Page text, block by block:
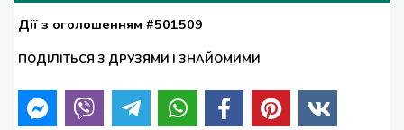
Дії з оголошенням #501509
ПОДІЛІТЬСЯ З ДРУЗЯМИ І ЗНАЙОМИМИ